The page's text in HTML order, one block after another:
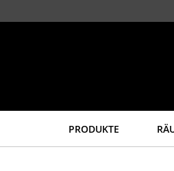
PRODUKTE